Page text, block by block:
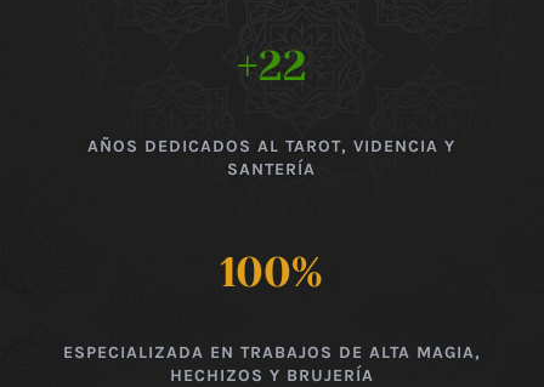
+22
AÑOS DEDICADOS AL TAROT, VIDENCIA Y
SANTERÍA
100%
ESPECIALIZADA EN TRABAJOS DE ALTA MAGIA,
HECHIZOS Y BRUJERÍA